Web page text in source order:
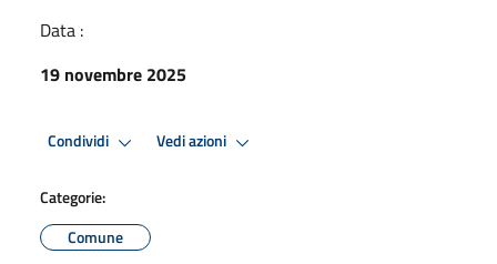
Data :
19 novembre 2025
Condividi Vedi azioni
Categorie:
Comune